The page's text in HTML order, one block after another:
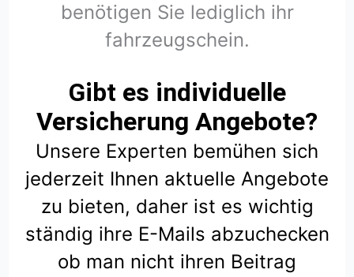
benötigen Sie lediglich ihr
fahrzeugschein.
Gibt es individuelle
Versicherung Angebote?
Unsere Experten bemühen sich
jederzeit Ihnen aktuelle Angebote
zu bieten, daher ist es wichtig
ständig ihre E-Mails abzuchecken
ob man nicht ihren Beitrag